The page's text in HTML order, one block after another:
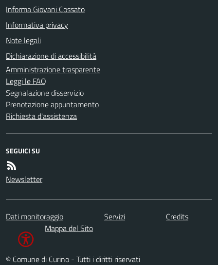
Informa Giovani Cossato
Informativa privacy
Note legali
Dichiarazione di accessibilità
Amministrazione trasparente
Leggi le FAQ
Segnalazione disservizio
Prenotazione appuntamento
Richiesta d'assistenza
SEGUICI SU
Newsletter
Dati monitoraggio Servizi
Credits
Mappa del Sito
© Comune di Curino - Tutti i diritti riservati